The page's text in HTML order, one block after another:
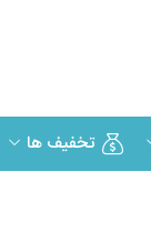
تخفیف ها